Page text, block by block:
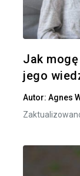
Jak
jego
Autor: Agnes